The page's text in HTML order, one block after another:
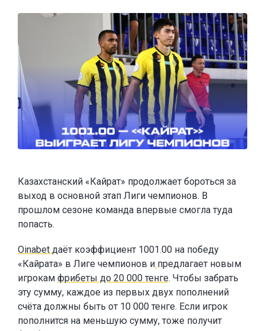
Казахстанский «Кайрат» продолжает бороться за
выход в основной этап Лиги чемпионов. В
прошлом сезоне команда впервые смогла туда
попасть.
Oinabet даёт коэффициент 1001.00 на победу
«Кайрата» в Лиге чемпионов и предлагает новым
игрокам фрибеты до 20 000 тенге. Чтобы забрать
эту сумму, каждое из первых двух пополнений
счёта должны быть от 10 000 тенге. Если игрок
пополнится на меньшую сумму, тоже получит